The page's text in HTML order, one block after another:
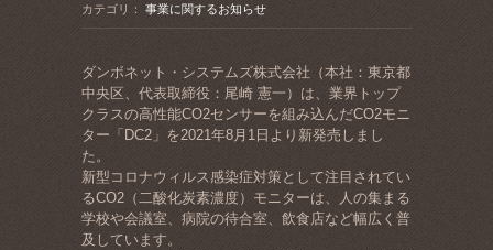
カテゴリ： 事業に関するお知らせ
ダンボネット・システムズ株式会社（本社：東京都
中央区、代表取締役：尾崎 憲一）は、業界トップ
クラスの高性能CO2センサーを組み込んだCO2モニ
ター「DC2」を2021年8月1日より新発売しまし
た。
新型コロナウィルス感染症対策として注目されてい
るCO2（二酸化炭素濃度）モニターは、人の集まる
学校や会議室、病院の待合室、飲食店など幅広く普
及しています。